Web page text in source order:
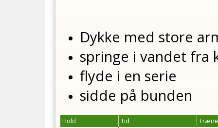
Dykke med store
springe i vandet fra
flyde i en serie
sidde på bunden
Hold Tid